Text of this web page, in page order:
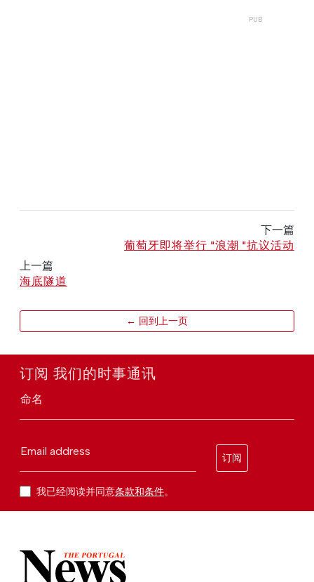
下一篇
葡萄牙即将举行 "浪潮 "抗议活动
上一篇
海底隧道
← 回到上一页
订阅 我们的时事通讯
命名
Email address
订阅
我已经阅读并同意条款和条件。